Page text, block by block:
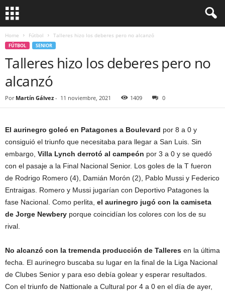
Home Fútbol Talleres hizo los deberes pero no alcanzó
FÚTBOL SENIOR
Talleres hizo los deberes pero no
alcanzó
Por Martín Gálvez - 11 noviembre, 2021 1409 0
El aurinegro goleó en Patagones a Boulevard por 8 a 0 y
consiguió el triunfo que necesitaba para llegar a San Luis. Sin
embargo, Villa Lynch derrotó al campeón por 3 a 0 y se quedó
con el pasaje a la Final Nacional Senior. Los goles de la T fueron
de Rodrigo Romero (4), Damián Morón (2), Pablo Mussi y Federico
Entraigas. Romero y Mussi jugarían con Deportivo Patagones la
fase Nacional. Como perlita, el aurinegro jugó con la camiseta
de Jorge Newbery porque coincidían los colores con los de su
rival.
No alcanzó con la tremenda producción de Talleres en la última
fecha. El aurinegro buscaba su lugar en la final de la Liga Nacional
de Clubes Senior y para eso debía golear y esperar resultados.
Con el triunfo de Nattionale a Cultural por 4 a 0 en el día de ayer,